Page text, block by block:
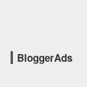
BloggerAds